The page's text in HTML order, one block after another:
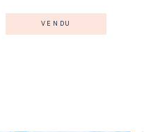
VENDU